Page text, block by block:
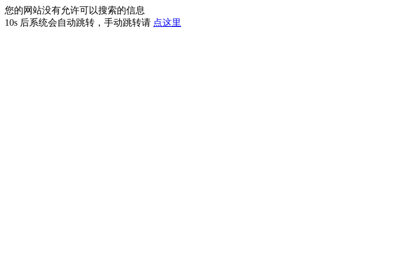
您的网站没有允许可以搜索的信息
10s 后系统会自动跳转，手动跳转请 点这里